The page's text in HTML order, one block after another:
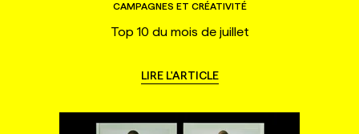
CAMPAGNES ET CRÉATIVITÉ
Top 10 du mois de juillet
LIRE L'ARTICLE